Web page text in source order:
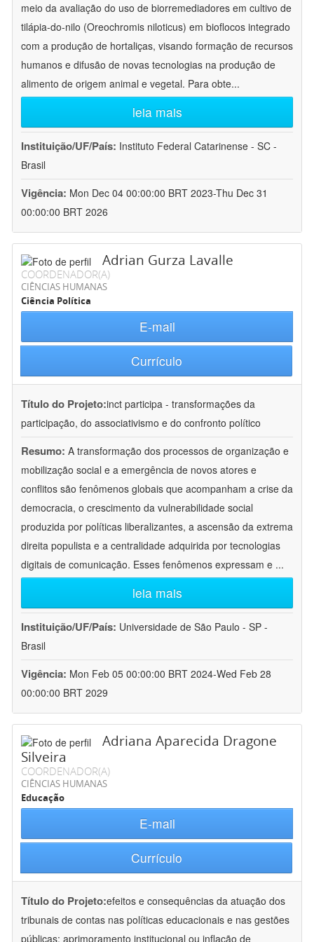
meio da avaliação do uso de biorremediadores em cultivo de
tilápia-do-nilo (Oreochromis niloticus) em bioflocos integrado
com a produção de hortaliças, visando formação de recursos
humanos e difusão de novas tecnologias na produção de
alimento de origem animal e vegetal. Para obte...
leia mais
Instituição/UF/País: Instituto Federal Catarinense - SC -
Brasil
Vigência: Mon Dec 04 00:00:00 BRT 2023-Thu Dec 31
00:00:00 BRT 2026
Adrian Gurza Lavalle
COORDENADOR(A)
CIÊNCIAS HUMANAS
Ciência Política
E-mail
Currículo
Título do Projeto:inct participa - transformações da
participação, do associativismo e do confronto político
Resumo: A transformação dos processos de organização e
mobilização social e a emergência de novos atores e
conflitos são fenômenos globais que acompanham a crise da
democracia, o crescimento da vulnerabilidade social
produzida por políticas liberalizantes, a ascensão da extrema
direita populista e a centralidade adquirida por tecnologias
digitais de comunicação. Esses fenômenos expressam e ...
leia mais
Instituição/UF/País: Universidade de São Paulo - SP -
Brasil
Vigência: Mon Feb 05 00:00:00 BRT 2024-Wed Feb 28
00:00:00 BRT 2029
Adriana Aparecida Dragone
Silveira
COORDENADOR(A)
CIÊNCIAS HUMANAS
Educação
E-mail
Currículo
Título do Projeto:efeitos e consequências da atuação dos
tribunais de contas nas políticas educacionais e nas gestões
públicas: aprimoramento institucional ou inflação de